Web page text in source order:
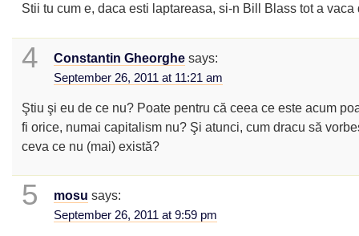
Stii tu cum e, daca esti laptareasa, si-n Bill Blass tot a
4 Constantin Gheorghe says:
September 26, 2011 at 11:21 am
Ştiu şi eu de ce nu? Poate pentru că ceea ce este acum
fi orice, numai capitalism nu? Şi atunci, cum dracu să
ceva ce nu (mai) există?
5 mosu says:
September 26, 2011 at 9:59 pm